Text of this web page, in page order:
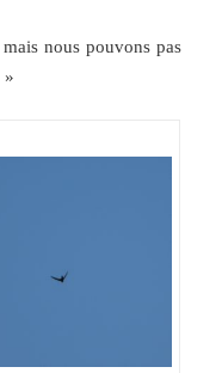
nous pouvons pas
»